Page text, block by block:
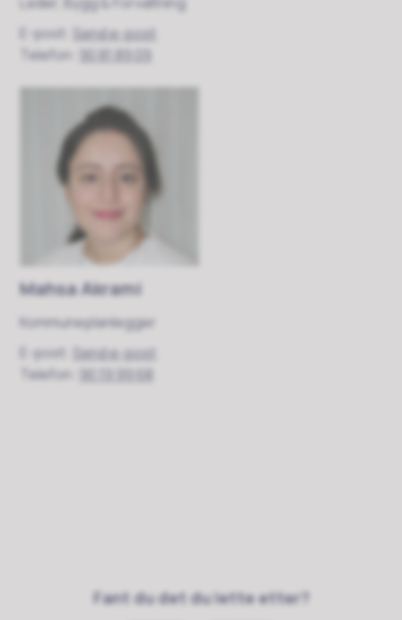
E-post
Send e-post
Telefon
90 81 89 09
Mahsa Akrami
Kommuneplanlegger
E-post
Send e-post
Telefon
90 19 99 68
Fant du det du lette etter?